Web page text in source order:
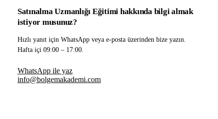
Satınalma Uzmanlığı Eğitimi hakkında bilgi almak
istiyor musunuz?
Hızlı yanıt için WhatsApp veya e-posta üzerinden bize yazın.
Hafta içi 09:00 – 17:00.
WhatsApp ile yaz
info@bolgemakademi.com